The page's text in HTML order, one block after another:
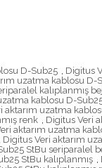
D-Sub25 Digitus
uzatma kablosu D-
kalıplanmış
kablosu D-
aktarım uzatma
renk
Digitus Veri
aktarım uzatma
Digitus Veri aktarım
StBu seriparalel
StBu kalıplanmış